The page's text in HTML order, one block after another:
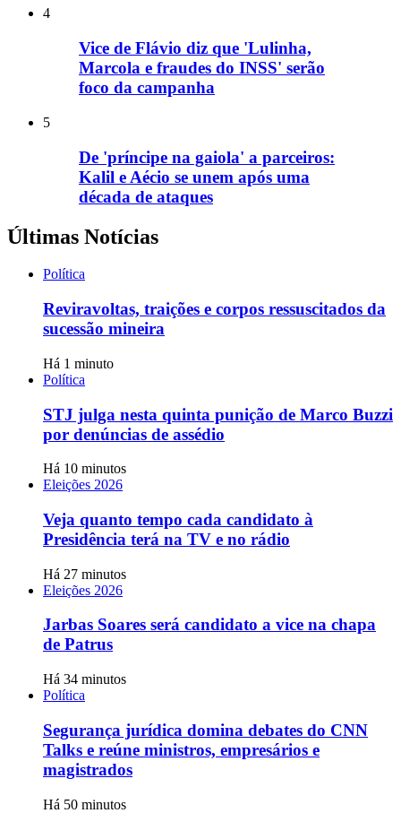
4
Vice de Flávio diz que 'Lulinha,
Marcola e fraudes do INSS' serão
foco da campanha
5
De 'príncipe na gaiola' a parceiros:
Kalil e Aécio se unem após uma
década de ataques
Últimas Notícias
Política
Reviravoltas, traições e corpos ressuscitados da
sucessão mineira
Há 1 minuto
Política
STJ julga nesta quinta punição de Marco Buzzi
por denúncias de assédio
Há 10 minutos
Eleições 2026
Veja quanto tempo cada candidato à
Presidência terá na TV e no rádio
Há 27 minutos
Eleições 2026
Jarbas Soares será candidato a vice na chapa
de Patrus
Há 34 minutos
Política
Segurança jurídica domina debates do CNN
Talks e reúne ministros, empresários e
magistrados
Há 50 minutos